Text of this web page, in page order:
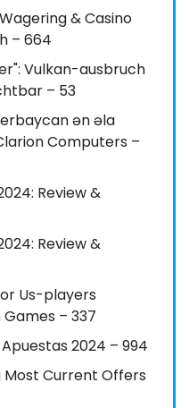
& Casino
– 664
Vulkan-ausbruch
– 53
ən əla
Computers –
Review &
Review &
Us-players
– 337
2024 – 994
Current Offers